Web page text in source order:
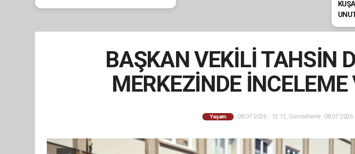
BAŞKAN VEKİLİ TAHSİN
MERKEZİNDE
Yaşam 08.07.2026 - 12:12, Güncelleme: 08.07.2026